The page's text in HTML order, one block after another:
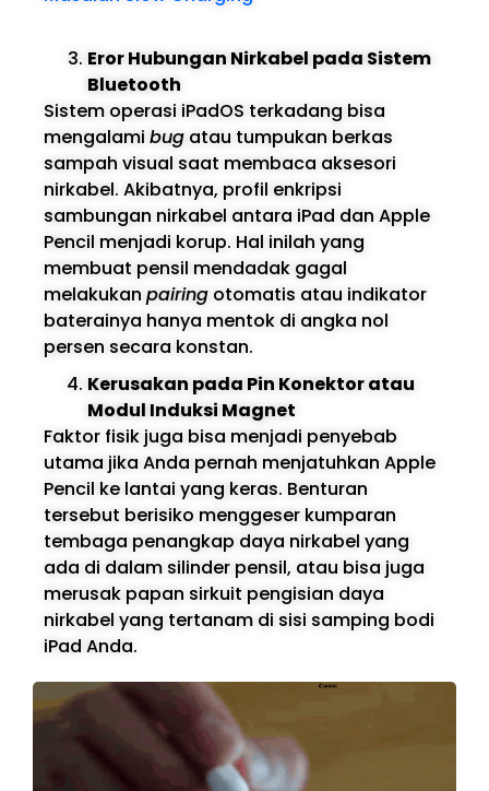
Eror Hubungan Nirkabel pada Sistem
Bluetooth
Sistem operasi iPadOS terkadang bisa
mengalami bug atau tumpukan berkas
sampah visual saat membaca aksesori
nirkabel. Akibatnya, profil enkripsi
sambungan nirkabel antara iPad dan Apple
Pencil menjadi korup. Hal inilah yang
membuat pensil mendadak gagal
melakukan pairing otomatis atau indikator
baterainya hanya mentok di angka nol
persen secara konstan.
Kerusakan pada Pin Konektor atau
Modul Induksi Magnet
Faktor fisik juga bisa menjadi penyebab
utama jika Anda pernah menjatuhkan Apple
Pencil ke lantai yang keras. Benturan
tersebut berisiko menggeser kumparan
tembaga penangkap daya nirkabel yang
ada di dalam silinder pensil, atau bisa juga
merusak papan sirkuit pengisian daya
nirkabel yang tertanam di sisi samping bodi
iPad Anda.